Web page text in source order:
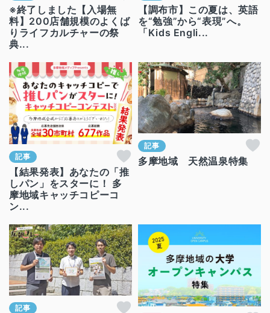
※終了しました【入場無
料】200店舗規模のよくば
りライフカルチャーの祭
典...
【調布市】この夏は、英語
を“勉強”から“表現”へ。
「Kids Engli...
記事
【結果発表】あなたの「推
しパン」をスターに！ 多
摩地域キャッチコピーコ
ン...
記事
多摩地域 天然温泉特集
記事